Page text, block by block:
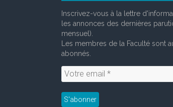
Inscrivez-vous à la lettre
les annonces des dernières
mensuel).
Les membres de la Faculté sont
abonnés.